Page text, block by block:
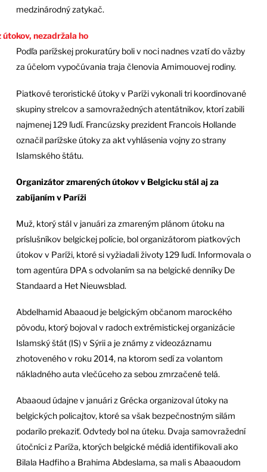
medzinárodný zatykač.
nezadržala ho
Podľa parížskej prokuratúry boli v noci nadnes vzatí do väzby
za účelom vypočúvania traja členovia Amimouovej rodiny.
Piatkové teroristické útoky v Paríži vykonali tri koordinované
skupiny strelcov a samovražedných atentátnikov, ktorí zabili
najmenej 129 ľudí. Francúzsky prezident Francois Hollande
označil parížske útoky za akt vyhlásenia vojny zo strany
Islamského štátu.
Organizátor zmarených útokov v Belgicku stál aj za
zabíjaním v Paríži
Muž, ktorý stál v januári za zmareným plánom útoku na
príslušníkov belgickej polície, bol organizátorom piatkových
útokov v Paríži, ktoré si vyžiadali životy 129 ľudí. Informovala o
tom agentúra DPA s odvolaním sa na belgické denníky De
Standaard a Het Nieuwsblad.
Abdelhamid Abaaoud je belgickým občanom marockého
pôvodu, ktorý bojoval v radoch extrémistickej organizácie
Islamský štát (IS) v Sýrii a je známy z videozáznamu
zhotoveného v roku 2014, na ktorom sedí za volantom
nákladného auta vlečúceho za sebou zmrzačené telá.
Abaaoud údajne v januári z Grécka organizoval útoky na
belgických policajtov, ktoré sa však bezpečnostným silám
podarilo prekaziť. Odvtedy bol na úteku. Dvaja samovražední
útočníci z Paríža, ktorých belgické médiá identifikovali ako
Bilala Hadfiho a Brahima Abdeslama, sa mali s Abaaoudom